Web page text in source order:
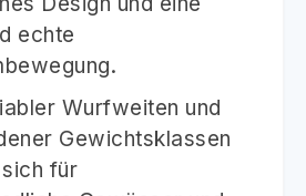
echte
Wurfweiten und
Gewichtsklassen
für